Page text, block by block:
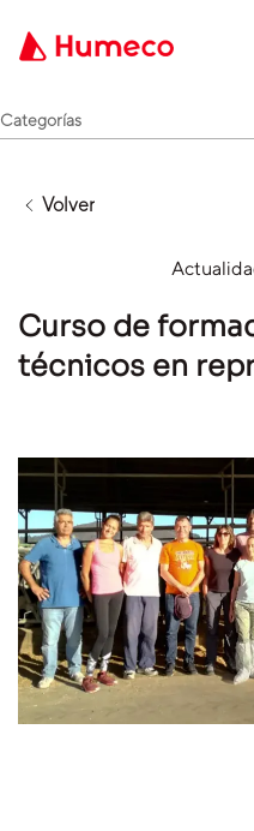
Categorías
Volver
Curso de
técnicos en